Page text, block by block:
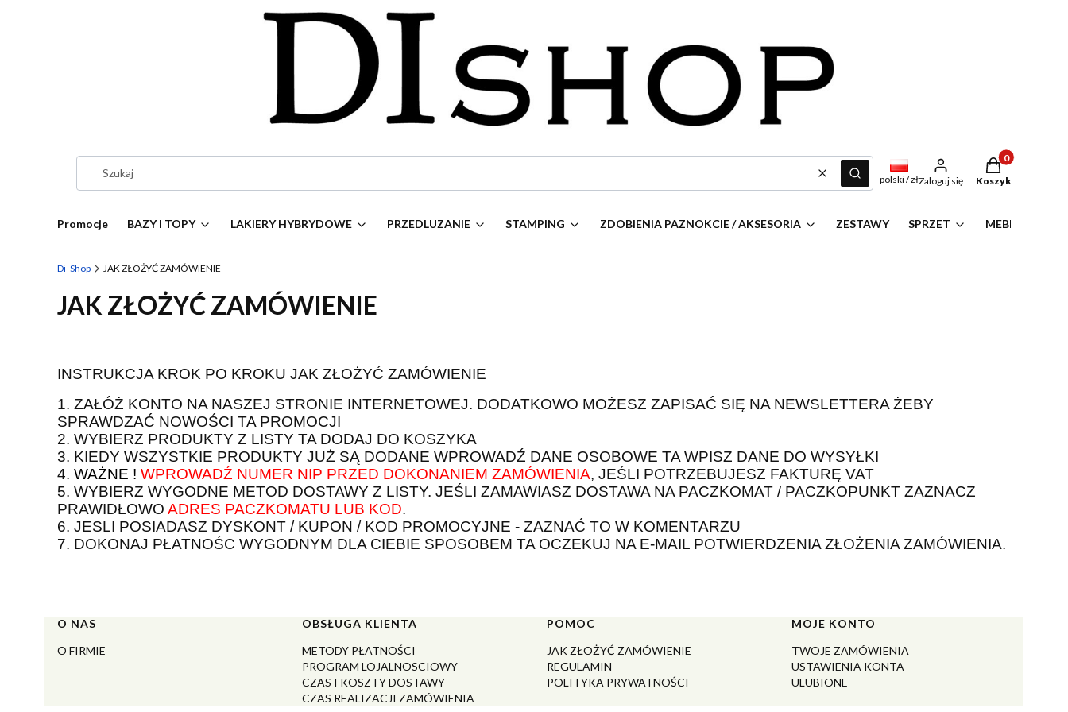
WyczyśćSzukajpolski / złZaloguj się
Produkty w
Koszyk
Promocje BAZY I TOPY LAKIERY HYBRYDOWE PRZEDLUZANIE STAMPING ZDOBIENIA PAZNOKCIE / AKSESORIA ZESTAWY SPRZET MEBLE
Di_Shop JAK ZŁOŻYĆ ZAMÓWIENIE
JAK ZŁOŻYĆ ZAMÓWIENIE
INSTRUKCJA KROK PO KROKU JAK ZŁOŻYĆ ZAMÓWIENIE
1. ZAŁÓŻ KONTO NA NASZEJ STRONIE INTERNETOWEJ. DODATKOWO MOŻESZ ZAPISAĆ SIĘ NA NEWSLETTERA ŻEBY
SPRAWDZAĆ NOWOŚCI TA PROMOCJI
2. WYBIERZ PRODUKTY Z LISTY TA DODAJ DO KOSZYKA
3. KIEDY WSZYSTKIE PRODUKTY JUŻ SĄ DODANE WPROWADŹ DANE OSOBOWE TA WPISZ DANE DO WYSYŁKI
4. WAŻNE ! WPROWADŹ NUMER NIP PRZED DOKONANIEM ZAMÓWIENIA, JEŚLI POTRZEBUJESZ FAKTURĘ VAT
5. WYBIERZ WYGODNE METOD DOSTAWY Z LISTY. JEŚLI ZAMAWIASZ DOSTAWA NA PACZKOMAT / PACZKOPUNKT ZAZNACZ
PRAWIDŁOWO ADRES PACZKOMATU LUB KOD.
6. JESLI POSIADASZ DYSKONT / KUPON / KOD PROMOCYJNE - ZAZNAĆ TO W KOMENTARZU
7. DOKONAJ PŁATNOŚC WYGODNYM DLA CIEBIE SPOSOBEM TA OCZEKUJ NA E-MAIL POTWIERDZENIA ZŁOŻENIA ZAMÓWIENIA.
Linki w stopce
O NAS
O FIRMIE
OBSŁUGA KLIENTA
METODY PŁATNOŚCI
PROGRAM LOJALNOSCIOWY
CZAS I KOSZTY DOSTAWY
CZAS REALIZACJI ZAMÓWIENIA
POMOC
JAK ZŁOŻYĆ ZAMÓWIENIE
REGULAMIN
POLITYKA PRYWATNOŚCI
MOJE KONTO
TWOJE ZAMÓWIENIA
USTAWIENIA KONTA
ULUBIONE